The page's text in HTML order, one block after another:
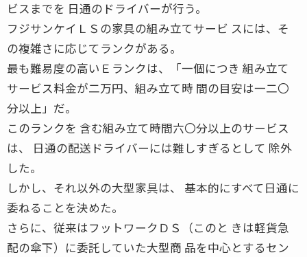
ビスまでを 日通のドライバーが行う。
フジサンケイＬＳの家具の組み立てサービ スには、そ
の複雑さに応じてランクがある。
最も難易度の高いＥランクは、「一個につき 組み立て
サービス料金が二万円、組み立て時 間の目安は一二〇
分以上」だ。
このランクを 含む組み立て時間六〇分以上のサービス
は、 日通の配送ドライバーには難しすぎるとして 除外
した。
しかし、それ以外の大型家具は、 基本的にすべて日通に
委ねることを決めた。
さらに、従来はフットワークＤＳ（このと きは軽貨急
配の傘下）に委託していた大型商 品を中心とするセン